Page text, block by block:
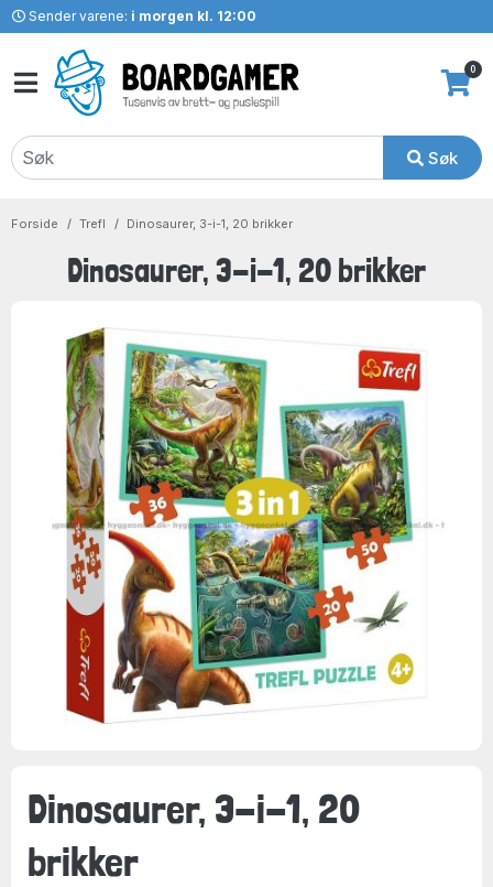
Sender varene: i morgen kl. 12:00
Søk
0
Forside Trefl Dinosaurer, 3-i-1, 20 brikker
Dinosaurer, 3-i-1, 20 brikker
Dinosaurer, 3-i-1, 20
brikker